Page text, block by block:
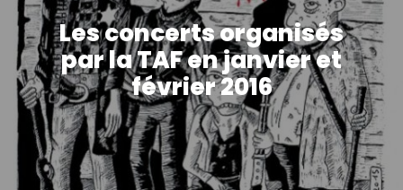
Les concerts organisés
par la TAF en janvier et
février 2016